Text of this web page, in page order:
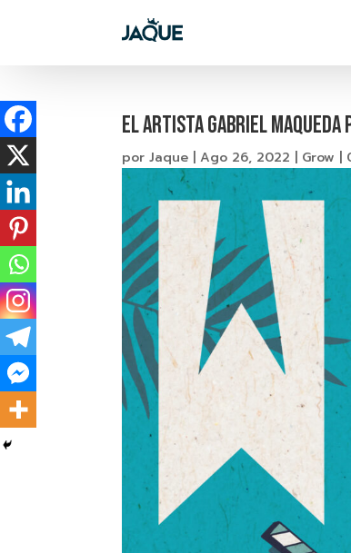
EL ARTISTA GABRIEL MAQUEDA
porJaque |Ago 26, 2022 | Grow |